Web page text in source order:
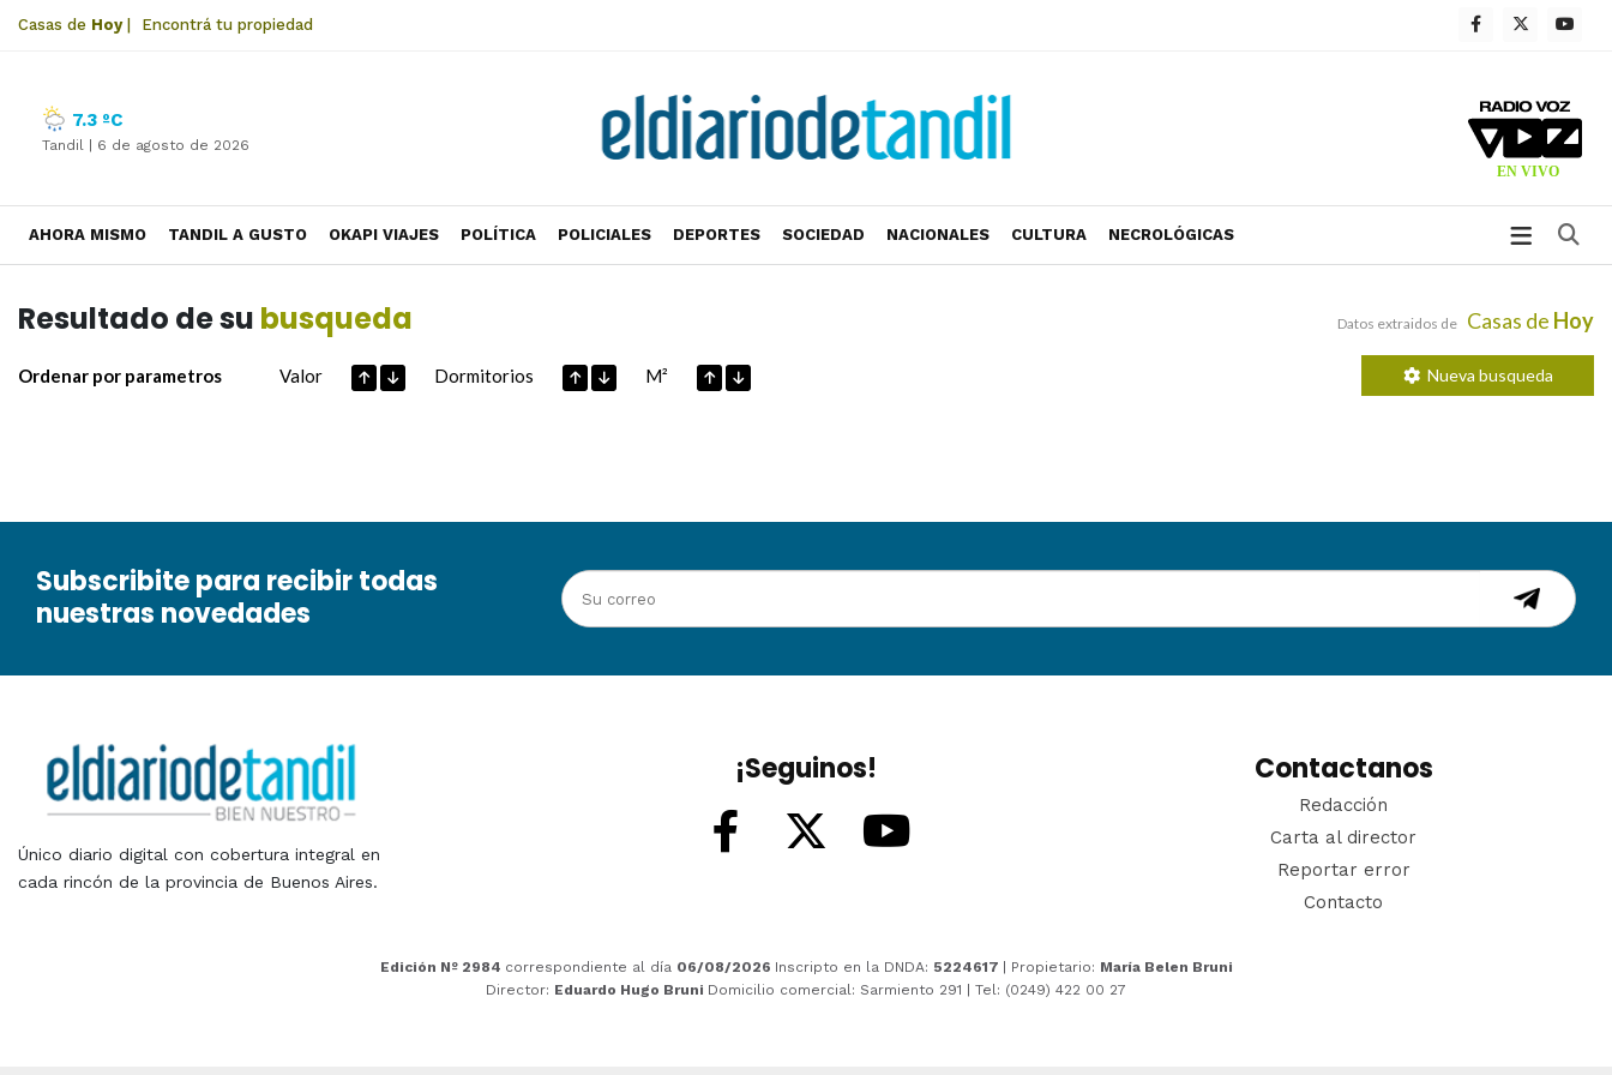
Casas de Hoy| Encontrá tu propiedad
7.3 ºC
Tandil | 6 de agosto de 2026
AHORA MISMO TANDIL A GUSTO OKAPI VIAJES POLÍTICA POLICIALES DEPORTES SOCIEDAD NACIONALES CULTURA NECROLÓGICAS
Resultado de su busqueda Datos extraidos de Casas de Hoy
Ordenar por parametros Valor Dormitorios M² Nueva busqueda
Subscribite para recibir todas
nuestras novedades
Único diario digital con cobertura integral en
cada rincón de la provincia de Buenos Aires.
¡Seguinos! Contactanos
Redacción
Carta al director
Reportar error
Contacto
Edición Nº 2984 correspondiente al día 06/08/2026 Inscripto en la DNDA: 5224617 | Propietario: María Belen Bruni
Director: Eduardo Hugo Bruni Domicilio comercial: Sarmiento 291 | Tel: (0249) 422 00 27